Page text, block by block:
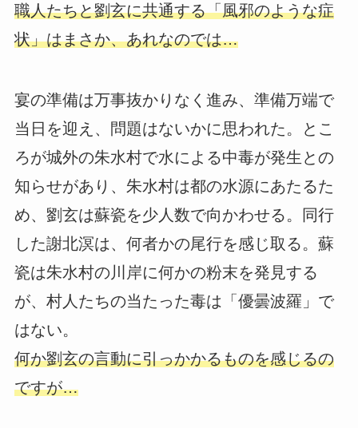
職人たちと劉玄に共通する「風邪のような症
状」はまさか、あれなのでは…
宴の準備は万事抜かりなく進み、準備万端で
当日を迎え、問題はないかに思われた。とこ
ろが城外の朱水村で水による中毒が発生との
知らせがあり、朱水村は都の水源にあたるた
め、劉玄は蘇瓷を少人数で向かわせる。同行
した謝北溟は、何者かの尾行を感じ取る。蘇
瓷は朱水村の川岸に何かの粉末を発見する
が、村人たちの当たった毒は「優曇波羅」で
はない。
何か劉玄の言動に引っかかるものを感じるの
ですが…